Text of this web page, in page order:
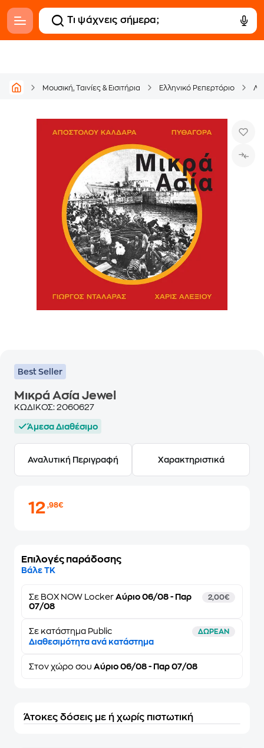
Μουσική, Ταινίες & Εισιτήρια Ελληνικό Ρεπερτόριο
Best Seller
Μικρά Ασία Jewel
ΚΩΔΙΚΟΣ: 2060627
Άμεσα Διαθέσιμο
Αναλυτική Περιγραφή Χαρακτηριστικά
12,98€
Επιλογές παράδοσης
Βάλε ΤΚ
Σε BOX NOW Locker Αύριο 06/08 - Παρ
07/08
2,00€
Σε κατάστημα Public ΔΩΡΕΑΝ
Διαθεσιμότητα ανά κατάστημα
Στον χώρο σου Αύριο 06/08 - Παρ 07/08
Άτοκες δόσεις με ή χωρίς πιστωτική